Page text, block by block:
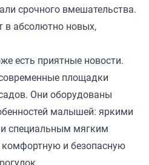
срочного вмешательства.
в абсолютно новых,
есть приятные новости.
площадки
Они оборудованы
малышей: яркими
специальным мягким
и безопасную